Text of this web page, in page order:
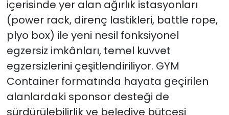
içerisinde yer alan ağırlık istasyonları
(power rack, direnç lastikleri, battle rope,
plyo box) ile yeni nesil fonksiyonel
egzersiz imkânları, temel kuvvet
egzersizlerini çeşitlendiriliyor. GYM
Container formatında hayata geçirilen
alanlardaki sponsor desteği de
sürdürülebilirlik ve belediye bütçesi